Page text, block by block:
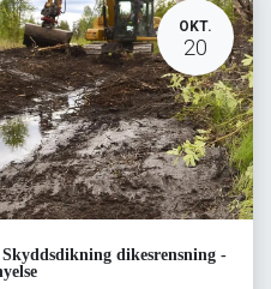
OKT.
20
dikesrensning -